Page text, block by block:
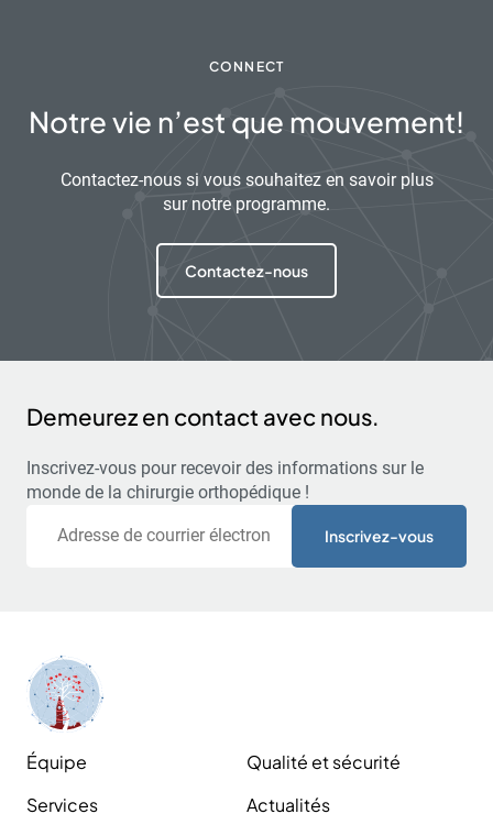
CONNECT
Notre vie n’est que mouvement!
Contactez-nous si vous souhaitez en savoir plus
sur notre programme.
Contactez-nous
Demeurez en contact avec nous.
Inscrivez-vous pour recevoir des informations sur le
monde de la chirurgie orthopédique !
Équipe
Services
Qualité et sécurité
Actualités